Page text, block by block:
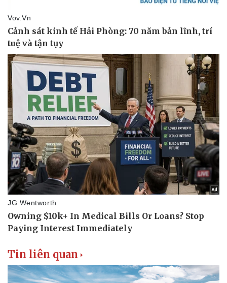
Lịch thi đấu bóng đá
Thế giới thể thao
eSports
Hậu trường
Tư vấn
Tin liên quan